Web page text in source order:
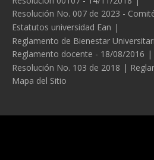
Resolución No. 007 de 2023 -
Estatutos universidad Ean
Reglamento de Bienestar
Reglamento docente - 18/08/2016
Resolución No. 103 de 2018
Mapa del Sitio